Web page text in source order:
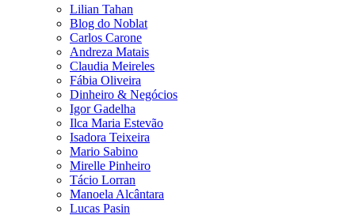
Lilian Tahan
Blog do Noblat
Carlos Carone
Andreza Matais
Claudia Meireles
Fábia Oliveira
Dinheiro & Negócios
Igor Gadelha
Ilca Maria Estevão
Isadora Teixeira
Mario Sabino
Mirelle Pinheiro
Tácio Lorran
Manoela Alcântara
Lucas Pasin